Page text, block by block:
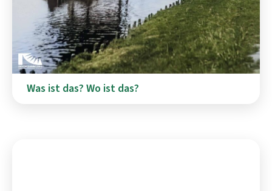
Was ist das? Wo ist das?